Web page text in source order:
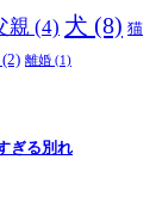
親 (4) 犬 (8) 猫
(2) 離婚 (1)
ぎる別れ